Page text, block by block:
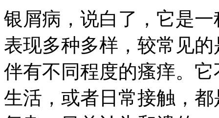
银屑病，说白了，它是
表现多种多样，较常见
伴有不同程度的瘙痒。
生活，或者日常接触，